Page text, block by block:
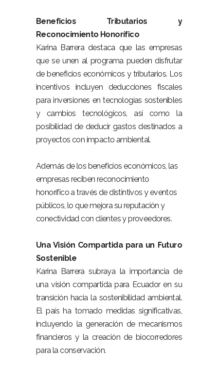
Beneficios Tributarios y
Reconocimiento Honorífico
Karina Barrera destaca que las empresas
que se unen al programa pueden disfrutar
de beneficios económicos y tributarios. Los
incentivos incluyen deducciones fiscales
para inversiones en tecnologías sostenibles
y cambios tecnológicos, así como la
posibilidad de deducir gastos destinados a
proyectos con impacto ambiental.
Además de los beneficios económicos, las
empresas reciben reconocimiento
honorífico a través de distintivos y eventos
públicos, lo que mejora su reputación y
conectividad con clientes y proveedores.
Una Visión Compartida para un Futuro
Sostenible
Karina Barrera subraya la importancia de
una visión compartida para Ecuador en su
transición hacia la sostenibilidad ambiental.
El país ha tomado medidas significativas,
incluyendo la generación de mecanismos
financieros y la creación de biocorredores
para la conservación.